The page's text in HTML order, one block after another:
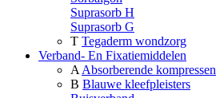
Suprasorb H
Suprasorb G
T Tegaderm wondzorg
Verband- En Fixatiemiddelen
A Absorberende kompressen
B Blauwe kleefpleisters